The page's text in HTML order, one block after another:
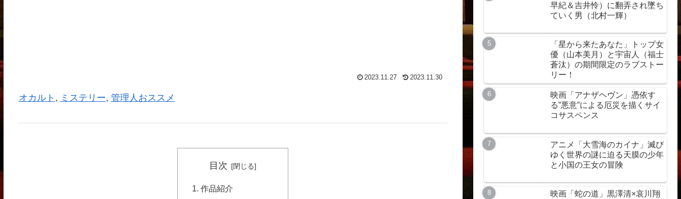
2023.11.27 2023.11.30
オカルト , ミステリー, 管理人おススメ
目次
作品紹介
早紀＆吉井怜）に翻弄され墜ち
ていく男（北村一輝）
「星から来たあなた」トップ女
優（山本美月）と宇宙人（福士
蒼汰）の期間限定のラブストー
リー！
映画「アナザヘヴン」憑依す
る”悪意”による厄災を描くサイ
コサスペンス
アニメ「大雪海のカイナ」滅び
ゆく世界の謎に迫る天膜の少年
と小国の王女の冒険
映画「蛇の道」黒澤清×哀川翔